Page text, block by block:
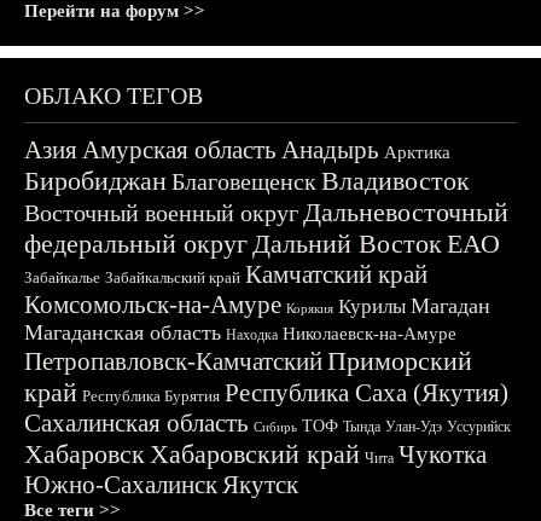
Перейти на форум >>
ОБЛАКО ТЕГОВ
АзияАмурская область Анадырь Арктика
БиробиджанБлаговещенскВладивосток
Восточный военный округДальневосточный
федеральный округДальний ВостокЕАО
Забайкалье Забайкальский край Камчатский край
Комсомольск-на-Амуре Корякия Курилы Магадан
Магаданская область Находка Николаевск-на-Амуре
Петропавловск-КамчатскийПриморский
край Республика Бурятия Республика Саха (Якутия)
Сахалинская область Сибирь ТОФ Тында Улан-Удэ Уссурийск
ХабаровскХабаровский край Чита Чукотка
Южно-СахалинскЯкутск
Все теги >>